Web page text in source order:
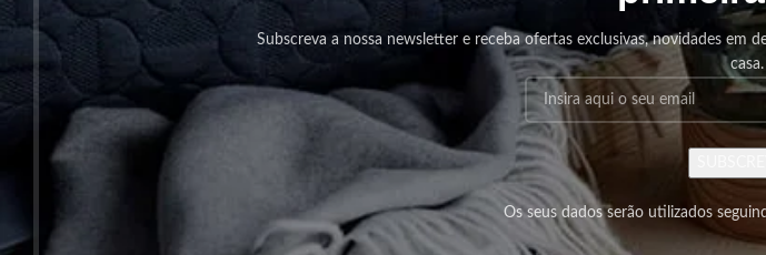
Subscreva a nossa newsletter e receba ofertas exclusivas, novidades
casa.
Os seus dados serão utilizados